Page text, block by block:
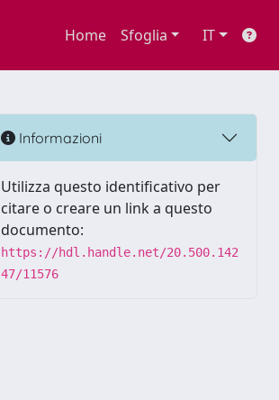
Home Sfoglia IT
Informazioni
Utilizza questo identificativo per
citare o creare un link a questo
documento:
https://hdl.handle.net/20.500.142
47/11576